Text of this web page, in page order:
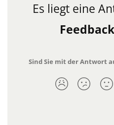
Es liegt eine
Sind Sie mit der Antwort